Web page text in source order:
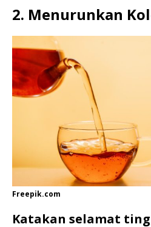
2. Menurunkan
Freepik.com
Katakan selamat